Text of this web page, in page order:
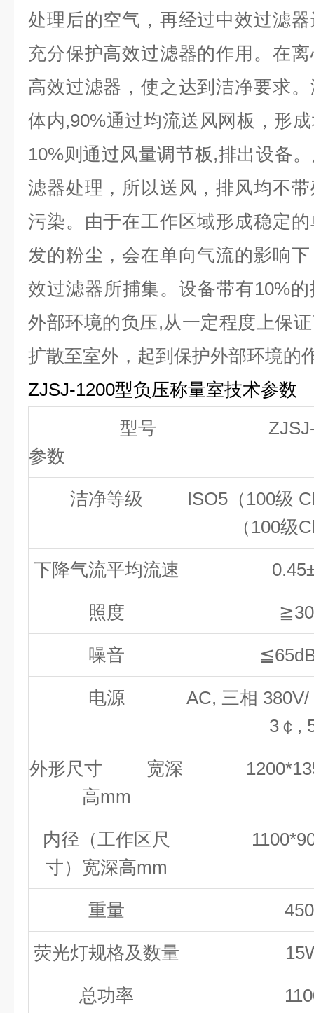
处理后的空气，再经过中效过滤
充分保护高效过滤器的作用。在
高效过滤器，使之达到洁净要求
体内,90%通过均流送风网板，形
10%则通过风量调节板,排出设备
滤器处理，所以送风，排风均不
污染。由于在工作区域形成稳定
发的粉尘，会在单向气流的影响
效过滤器所捕集。设备带有10%
外部环境的负压,从一定程度上保
扩散至室外，起到保护外部环境的
ZJSJ-1200型负压称量室技术参数
型号
参数
洁净等级
ISO5（100级
（100级
下降气流平均流速
照度
噪音
电源
AC, 三相
3￠,
外形尺寸 宽深
高mm
内径（工作区尺
寸）宽深高mm
重量
荧光灯规格及数量
总功率